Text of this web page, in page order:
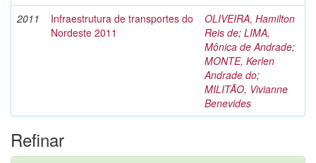
2011
Infraestrutura de transportes do
Nordeste 2011
OLIVEIRA, Hamilton
Reis de; LIMA,
Mônica de Andrade;
MONTE, Kerlen
Andrade do;
MILITÃO, Vivianne
Benevides
Refinar